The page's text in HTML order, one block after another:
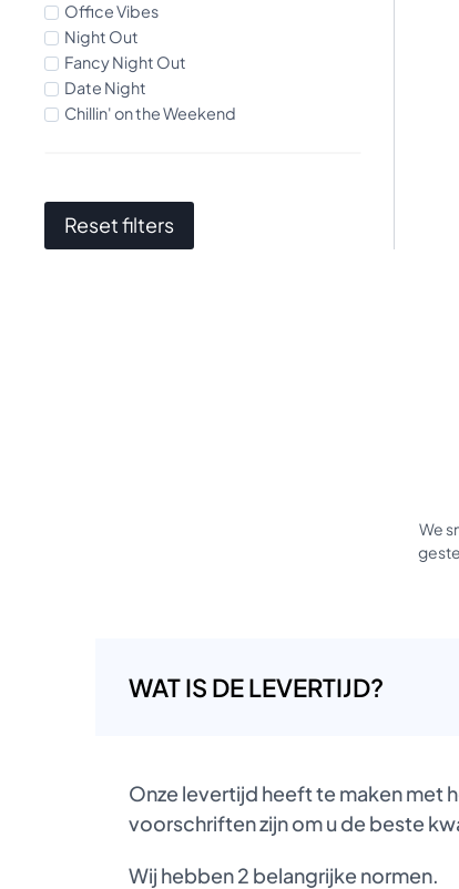
Office Vibes
Night Out
Fancy Night Out
Date Night
Chillin' on the Weekend
Reset filters
We
WAT IS DE LEVERTIJD?
Onze levertijd heeft te maken met
voorschriften zijn om u de beste
Wij hebben 2 belangrijke normen.